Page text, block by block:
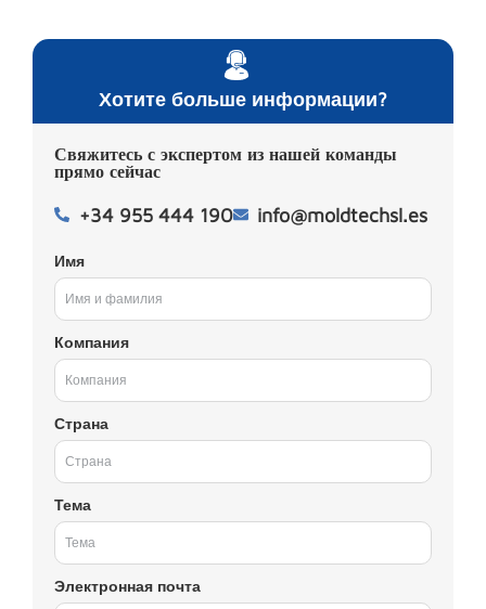
Хотите больше информации?
Свяжитесь с экспертом из нашей команды
прямо сейчас
+34 955 444 190 info@moldtechsl.es
Имя
Компания
Страна
Тема
Электронная почта